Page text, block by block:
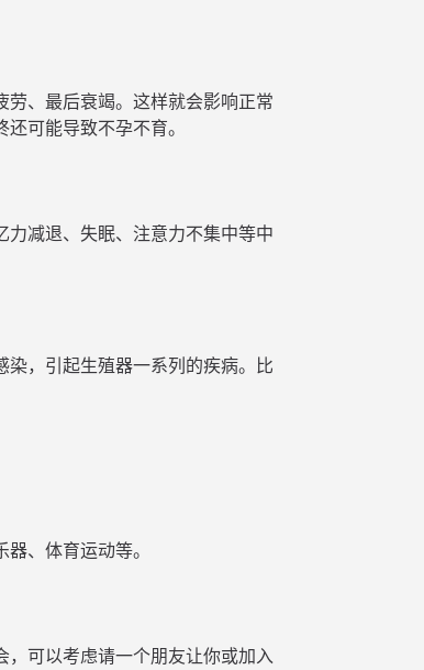
、最后衰竭。这样就会影响正常
可能导致不孕不育。
减退、失眠、注意力不集中等中
染，引起生殖器一系列的疾病。比
、体育运动等。
可以考虑请一个朋友让你或加入